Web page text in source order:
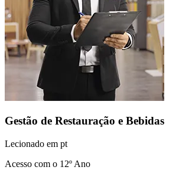
Gestão de Restauração e Bebidas
Lecionado em pt
Acesso com o 12º Ano